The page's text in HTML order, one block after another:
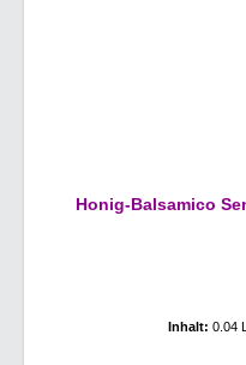
Honig-Balsamico
Inhalt: 0.04